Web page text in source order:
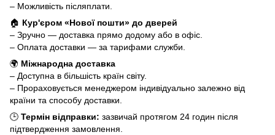
– Можливість післяплати.
🏠 Кур'єром «Нової пошти» до дверей
– Зручно — доставка прямо додому або в офіс.
– Оплата доставки — за тарифами служби.
🌍 Міжнародна доставка
– Доступна в більшість країн світу.
– Прораховується менеджером індивідуально залежно від
країни та способу доставки.
🕒 Термін відправки: зазвичай протягом 24 годин після
підтвердження замовлення.